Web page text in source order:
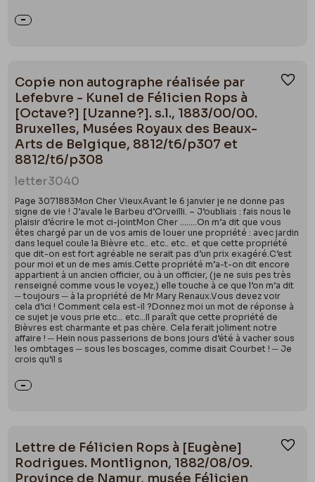
Copie non autographe réalisée par
Lefebvre - Kunel de Félicien Rops à
[Octave?] [Uzanne?]. s.l., 1883/00/00.
Bruxelles, Musées Royaux des Beaux-
Arts de Belgique, 8812/t6/p307 et
8812/t6/p308
letter3040
Page 3071883Mon Cher VieuxAvant le 6 janvier je ne donne pas
signe de vie ! J’avale le Barbeu d’Orveilli. – J’oubliais : fais nous le
plaisir d’écrire le mot ci-jointMon Cher ……..On m’a dit que vous
êtes chargé par un de vos amis de louer une propriété : avec jardin
dans lequel coule la Bièvre etc.. etc.. etc.. et que cette propriété
que dit-on est fort agréable ne serait pas d’un prix exagéré.C’est
pour moi et un de mes amis.Cette propriété m’a-t-on dit encore
appartient à un ancien officier, ou à un officier, (je ne suis pes très
renseigné comme vous le voyez,) elle touche à ce que l’on m’a dit
─ toujours ─ à la propriété de Mr Mary Renaux.Vous devez voir
cela d’ici ! Comment cela est-il ?Donnez moi un mot de réponse à
ce sujet je vous prie etc… etc…Il paraît que cette propriété de
Bièvres est charmante et pas chère. Cela ferait joliment notre
affaire ! ─ Hein nous passerions de bons jours d’été à vacher sous
les ombtages ─ sous les boscages, comme disait Courbet ! ─ Je
crois qu’il s
Lettre de Félicien Rops à [Eugène]
Rodrigues. Montlignon, 1882/08/09.
Province de Namur, musée Félicien